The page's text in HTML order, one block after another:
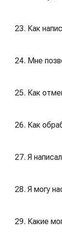
23. Как
24. Мне
25. Как
26. Как
27. Я
28. Я могу
29. Какие